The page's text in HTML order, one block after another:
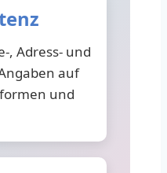
, Adress- und
auf
und